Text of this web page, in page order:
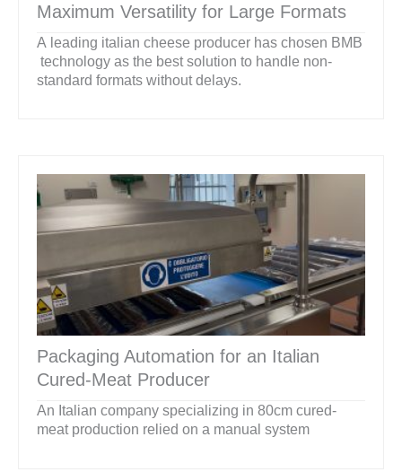
Maximum Versatility for Large Formats
A leading italian cheese producer has chosen BMB
technology as the best solution to handle non-
standard formats without delays.
Packaging Automation for an Italian
Cured-Meat Producer
An Italian company specializing in 80cm cured-
meat production relied on a manual system